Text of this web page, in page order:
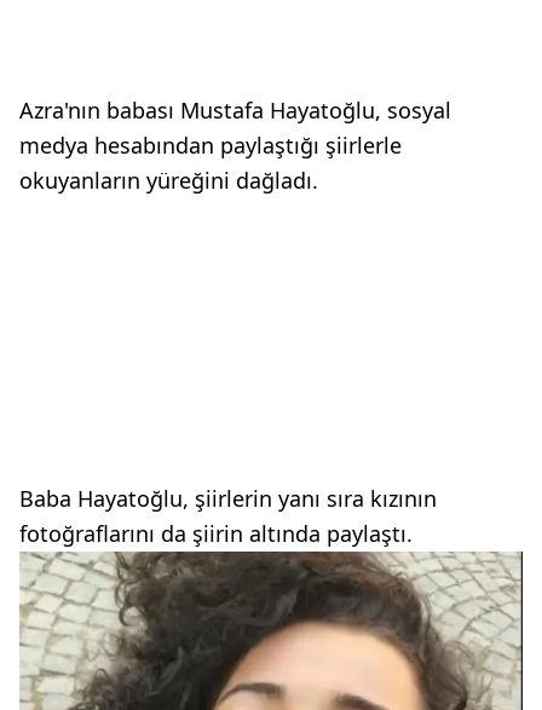
Azra'nın babası Mustafa Hayatoğlu, sosyal
medya hesabından paylaştığı şiirlerle
okuyanların yüreğini dağladı.
Baba Hayatoğlu, şiirlerin yanı sıra kızının
fotoğraflarını da şiirin altında paylaştı.